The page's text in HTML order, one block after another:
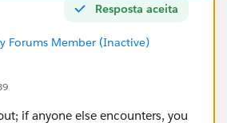
Resposta aceita
Forums Member (Inactive)
if anyone else encounters, you